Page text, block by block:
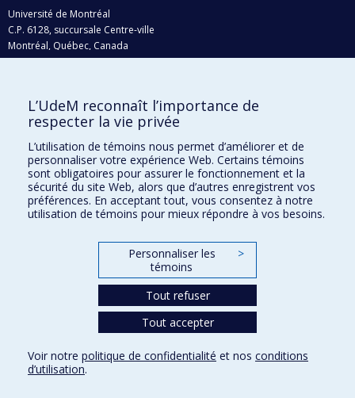
Université de Montréal
C.P. 6128, succursale Centre-ville
Montréal, Québec, Canada
H3C 3J7
Qui fait quoi?
Nous trouver
Plan du site
Accessibilité
Conditions d’utilisation
L’UdeM reconnaît l’importance de
respecter la vie privée
L’utilisation de témoins nous permet d’améliorer et de
personnaliser votre expérience Web. Certains témoins
sont obligatoires pour assurer le fonctionnement et la
sécurité du site Web, alors que d’autres enregistrent vos
préférences. En acceptant tout, vous consentez à notre
utilisation de témoins pour mieux répondre à vos besoins.
Personnaliser les
témoins
>
Tout refuser
Tout accepter
Voir notre politique de confidentialité et nos conditions
d’utilisation.